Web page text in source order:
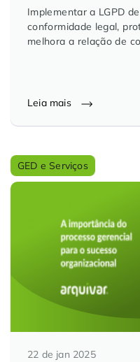
Implementar a LGPD
conformidade legal,
melhora a relação de
Leia mais
GED e Serviços
22 de jan 2025